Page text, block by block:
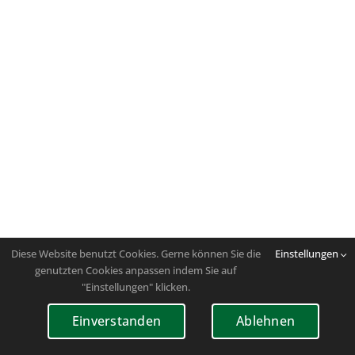
Diese Website benutzt Cookies. Gerne können Sie die
genutzten Cookies anpassen indem Sie auf
"Einstellungen" klicken.
Einstellungen
Einverstanden Ablehnen